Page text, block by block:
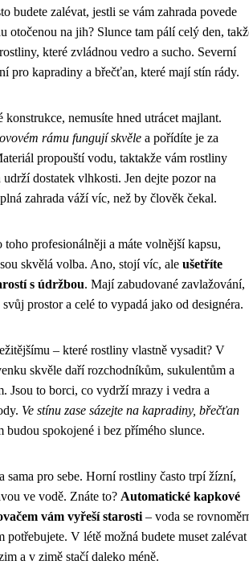
budete zalévat, jestli se vám zahrada povede
otočenou na jih? Slunce tam pálí celý den,
které zvládnou vedro a sucho. Severní
pro kapradiny a břečťan, které mají stín rády.
konstrukce, nemusíte hned utrácet majlant.
rámu fungují skvěle a pořídíte je za
propouští vodu, taktakže vám rostliny
dostatek vlhkosti. Jen dejte pozor na
zahrada váží víc, než by člověk čekal.
toho profesionálněji a máte volnější kapsu,
skvělá volba. Ano, stojí víc, ale ušetříte
s údržbou. Mají zabudované zavlažování,
prostor a celé to vypadá jako od designéra.
– které rostliny vlastně vysadit? V
skvěle daří rozchodníkům, sukulentům a
Jsou to borci, co vydrží mrazy i vedra a
Ve stínu zase sázejte na kapradiny, břečťan
budou spokojené i bez přímého slunce.
sama pro sebe. Horní rostliny často trpí žízní,
ve vodě. Znáte to? Automatické kapkové
vám vyřeší starosti – voda se
potřebujete. V létě možná budete muset zalévat
a v zimě stačí daleko méně.